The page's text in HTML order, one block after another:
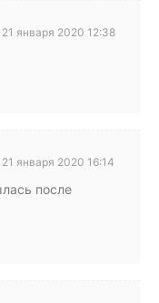
21 января 2020 12:38
21 января 2020 16:14
после